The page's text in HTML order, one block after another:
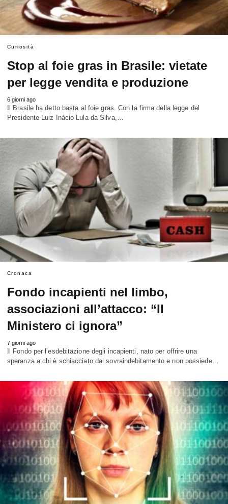
Curiosità
Stop al foie gras in Brasile: vietate
per legge vendita e produzione
6 giorni ago
Il Brasile ha detto basta al foie gras. Con la firma della legge del
Presidente Luiz Inácio Lula da Silva,…
Cronaca
Fondo incapienti nel limbo,
associazioni all’attacco: “Il
Ministero ci ignora”
7 giorni ago
Il Fondo per l’esdebitazione degli incapienti, nato per offrire una
speranza a chi è schiacciato dal sovraindebitamento e non possiede…